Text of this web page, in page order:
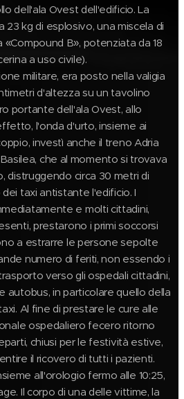
dell'ala Ovest dell'edificio. La
kg di esplosivo, una miscela di
B», potenziata da 18
a uso civile).
militare, era posto nella valigia
d'altezza su un tavolino
portante dell'ala Ovest, allo
l'onda d'urto, insieme ai
investì anche il treno Adria
che al momento si trovava
distruggendo circa 30 metri di
dei taxi antistante l'edificio.I
e molti cittadini,
prestarono i primi soccorsi
a estrarre le persone sepolte
numero di feriti, non essendo i
verso gli ospedali cittadini,
autobus, in particolare quello della
Al fine di prestare le cure alle
ospedaliero fecero ritorno
chiusi per le festività estive,
il ricovero di tutti i pazienti.
all'orologio fermo alle 10:25,
Il corpo di una delle vittime, la